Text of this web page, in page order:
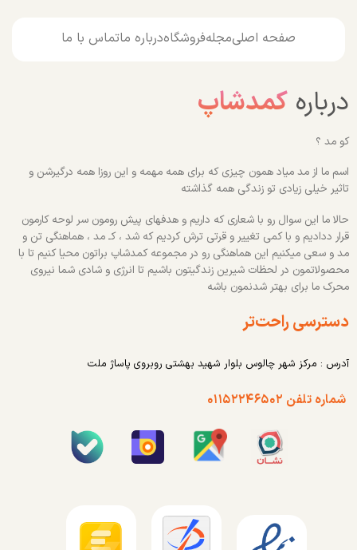
صفحه اصلیمجلهفروشگاهدرباره ماتماس با ما
درباره کمدشاپ
کو مد ؟
اسم ما از مد میاد همون چیزی که برای همه مهمه و این روزا همه درگیرشن و
تاثیر خیلی زیادی تو زندگی همه گذاشته
حالا ما این سوال رو با شعاری که داریم و هدفهای پیش رومون سر لوحه کارمون
قرار ددادیم و با کمی تغییر و قرتی ترش کردیم که شد ، کـ مد ، هماهنگی تن و
مد و سعی میکنیم این هماهنگی رو در مجموعه کمدشاپ براتون محیا کنیم تا با
محصولاتمون در لحظات شیرین زندگیتون باشیم تا انرژی و شادی شما نیروی
محرک ما برای بهتر شدنمون باشه
دسترسی راحت‌تر
آدرس : مرکز شهر چالوس بلوار شهید بهشتی روبروی پاساژ ملت
شماره تلفن ۰۱۱۵۲۲۴۶۵۰۲